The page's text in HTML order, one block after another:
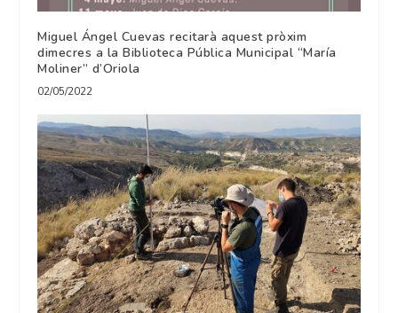
Miguel Ángel Cuevas recitarà aquest pròxim
dimecres a la Biblioteca Pública Municipal “María
Moliner” d’Oriola
02/05/2022